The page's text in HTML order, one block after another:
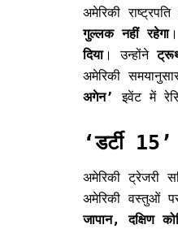
अमेरिकी राष्ट्रपति
गुल्लक नहीं रहेगा
दिया। उन्होंने
अमेरिकी
अगेन’
इवेंट में
‘डर्टी
अमेरिकी ट्रेजरी
अमेरिकी वस्तुओं
जापान, दक्षिण